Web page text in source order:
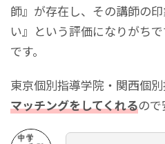
師』が存在し、その講師の
い』という評価になりがち
です。
東京個別指導学院・関西個
マッチングをしてくれるので